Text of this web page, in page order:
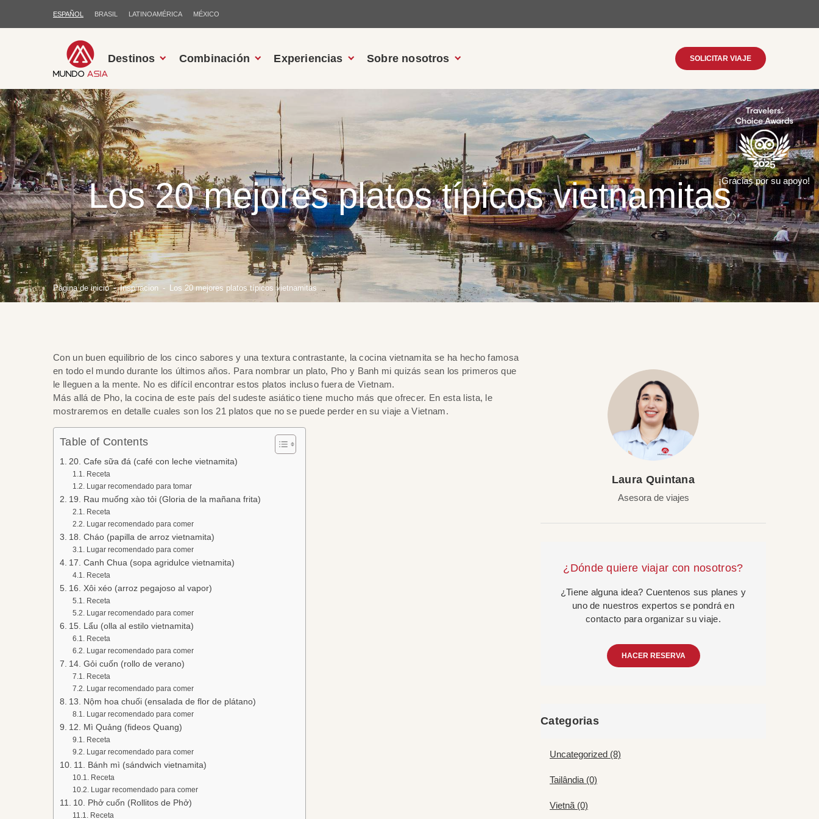
ESPAÑOL BRASIL LATINOAMÉRICA MÉXICO
Destinos Combinación Experiencias Sobre nosotros SOLICITAR VIAJE
Los 20 mejores platos típicos vietnamitas
Página de inicio Inspiracion Los 20 mejores platos típicos vietnamitas
¡Gracias por su apoyo!
Con un buen equilibrio de los cinco sabores y una textura contrastante, la cocina vietnamita se ha hecho famosa
en todo el mundo durante los últimos años. Para nombrar un plato, Pho y Banh mi quizás sean los primeros que
le lleguen a la mente. No es difícil encontrar estos platos incluso fuera de Vietnam.
Más allá de Pho, la cocina de este país del sudeste asiático tiene mucho más que ofrecer. En esta lista, le
mostraremos en detalle cuales son los 21 platos que no se puede perder en su viaje a Vietnam.
Table of Contents
20. Cafe sữa đá (café con leche vietnamita)
Receta
Lugar recomendado para tomar
19. Rau muống xào tỏi (Gloria de la mañana frita)
Receta
Lugar recomendado para comer
18. Cháo (papilla de arroz vietnamita)
Lugar recomendado para comer
17. Canh Chua (sopa agridulce vietnamita)
Receta
16. Xôi xéo (arroz pegajoso al vapor)
Receta
Lugar recomendado para comer
15. Lẩu (olla al estilo vietnamita)
Receta
Lugar recomendado para comer
14. Gỏi cuốn (rollo de verano)
Receta
Lugar recomendado para comer
13. Nộm hoa chuối (ensalada de flor de plátano)
Lugar recomendado para comer
12. Mì Quảng (fideos Quang)
Receta
Lugar recomendado para comer
11. Bánh mì (sándwich vietnamita)
Receta
Lugar recomendado para comer
10. Phở cuốn (Rollitos de Phở)
Receta
Laura Quintana
Asesora de viajes
¿Dónde quiere viajar con nosotros?
¿Tiene alguna idea? Cuentenos sus planes y
uno de nuestros expertos se pondrá en
contacto para organizar su viaje.
HACER RESERVA
Categorias
Uncategorized (8)
Tailândia (0)
Vietnã (0)